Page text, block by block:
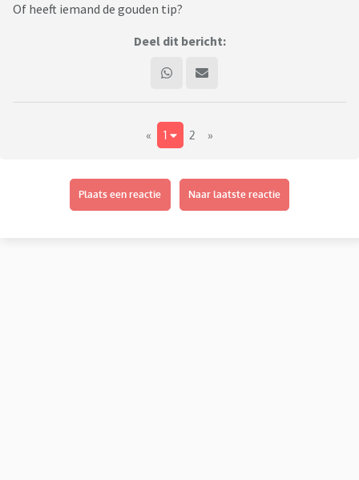
Of heeft iemand de gouden tip?
Deel dit bericht:
« 1 2 »
Plaats een reactie Naar laatste reactie